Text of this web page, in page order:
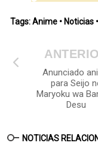
Tags:Anime • Noticias •
Anunciado
para Seijo
Maryoku wa
Desu
NOTICIAS